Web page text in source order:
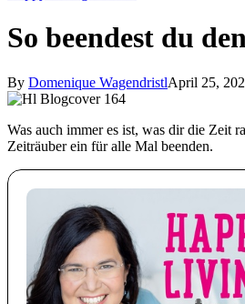
So beendest du
By Domenique WagendristlApril 25,
Was auch immer es ist, was dir die Zeit
Zeiträuber ein für alle Mal beenden.